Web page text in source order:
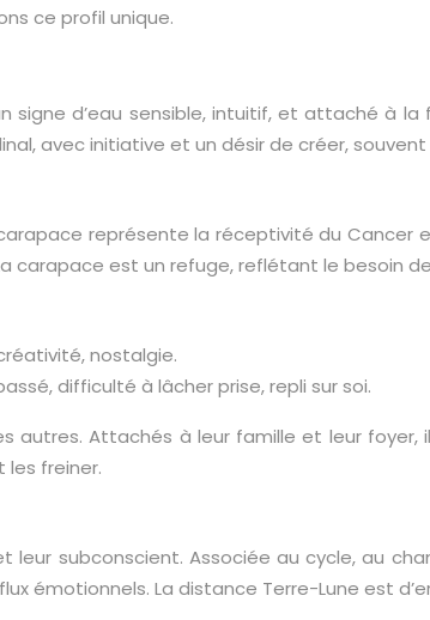
ce profil unique.
signe d’eau sensible, intuitif, et attaché à
avec initiative et un désir de créer,
représente la réceptivité du Cancer
carapace est un refuge, reflétant le besoin
nostalgie.
difficulté à lâcher prise, repli sur soi.
Attachés à leur famille et leur foyer,
freiner.
leur subconscient. Associée au cycle, au
émotionnels. La distance Terre-Lune est